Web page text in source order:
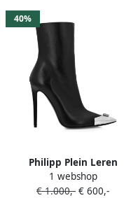
40%
Philipp Plein Leren
enkellaarzen Zwart
1 webshop
€ 1.000,- € 600,-